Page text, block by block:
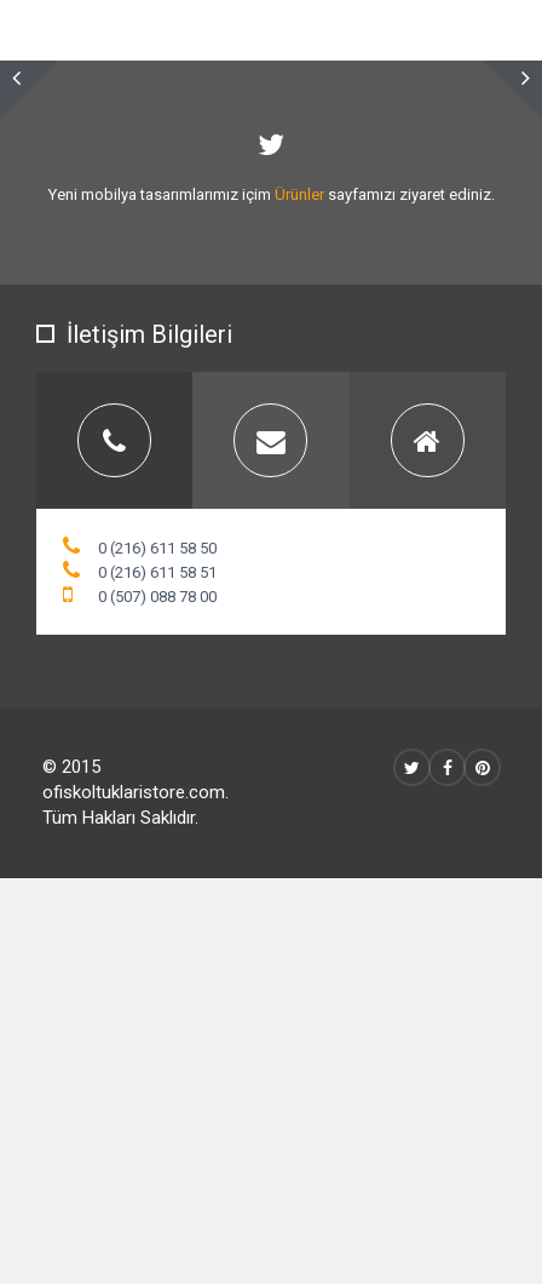
Sizlere vermiş olduğumuzhizmet kalitesiniartırmak için var gücümüzle
İletişim Bilgileri
0 (216) 611 58 50
0 (216) 611 58 51
© 2015
ofiskoltuklaristore.com.